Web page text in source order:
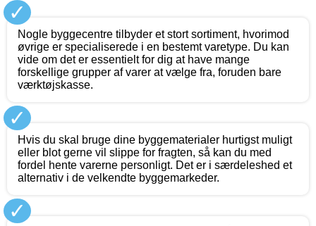
✓
Nogle byggecentre tilbyder et stort sortiment, hvorimod
øvrige er specialiserede i en bestemt varetype. Du kan
vide om det er essentielt for dig at have mange
forskellige grupper af varer at vælge fra, foruden bare
værktøjskasse.
✓
Hvis du skal bruge dine byggematerialer hurtigst muligt
eller blot gerne vil slippe for fragten, så kan du med
fordel hente varerne personligt. Det er i særdeleshed et
alternativ i de velkendte byggemarkeder.
✓